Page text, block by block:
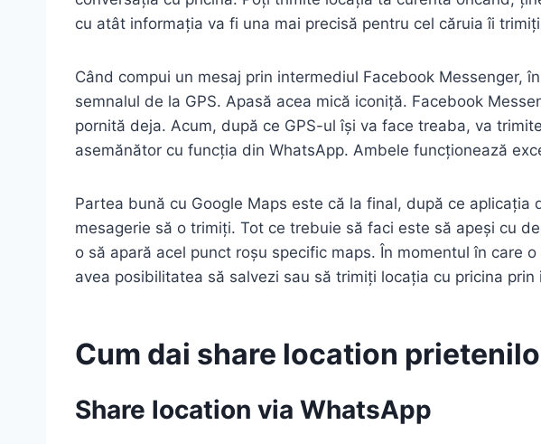
cu atât informația va fi una mai precisă pentru cel căruia îi
Când compui un mesaj prin intermediul Facebook Messenger,
semnalul de la GPS. Apasă acea mică iconiță. Facebook
pornită deja. Acum, după ce GPS-ul își va face treaba, va
asemănător cu funcția din WhatsApp. Ambele funcționează
Partea bună cu Google Maps este că la final, după ce
mesagerie să o trimiți. Tot ce trebuie să faci este să apeși cu
o să apară acel punct roșu specific maps. În momentul în care
avea posibilitatea să salvezi sau să trimiți locația cu pricina
Cum dai share location
Share location via WhatsApp